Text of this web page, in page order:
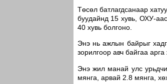
Төсөл батлагдсанаар
буудайнд 15 хувь, ОХУ-
40 хувь болгоно.
Энэ нь ажлын байрыг
зорилгоор авч байгаа
Энэ жил манай улс
мянга, арвай 2.8 мянга,